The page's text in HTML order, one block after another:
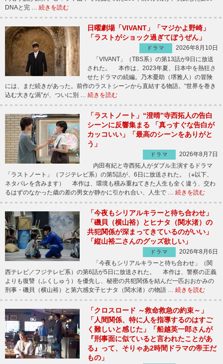
DNAと完 … 続きを読む
日曜劇場「VIVANT」「マジかよ野崎」
「ラストがショック過ぎてぼうぜん」
ドラマ
2026年8月10日
「VIVANT」（TBS系）の第13話が9日に放送
された。 本作は、2023年夏、日本中を熱狂さ
せたドラマの続編。乃木憂助（堺雅人）の冒険
には、まだ続きがあった。前作のラストシーンから直結する物語。“世界を巻き
込む大きな渦”が、ついに別 … 続きを読む
「ラストノート」“澄晴”寺西拓人の告白
シーンに反響集まる 「真っすぐな告白が
カッコいい」「最高のシーンをありがと
う」
ドラマ
2026年8月7日
内田有紀と寺西拓人がダブル主演するドラマ
「ラストノート」（フジテレビ系）の第5話が、6日に放送された。（※以下、
ネタバレを含みます） 本作は、環境も積み重ねてきた人生も全く違う、交わ
るはずのなかった歳の差の男女が静かに引かれ合い、人生で … 続きを読む
「今夜もシリアルキラーと待ち合わせ」
「磯貝（横山裕）とヒナタ（関水渚）の
共犯関係が深まってきているのがいい」
「縦山裕二さんのグッズ欲しい」
ドラマ
2026年8月6日
「今夜もシリアルキラーと待ち合わせ」（関
西テレビ／フジテレビ系）の第6話が5日に放送された。 本作は、警察の正義
よりも復讐（ふくしゅう）を優先し、秘密の共犯関係を結んだ一匹おおかみの
刑事・磯貝（横山裕）と第六感女子ヒナタ（関水渚）の物語 … 続きを読む
「クロスロード ～救命救急の約束～」
「人間関係、特に人を指導するのはすご
く難しいと感じた」「船越英一郎さんが
『刑事面に似ていると言われたことがあ
る』って、そりゃあ2時間ドラマの帝王だ
もの」